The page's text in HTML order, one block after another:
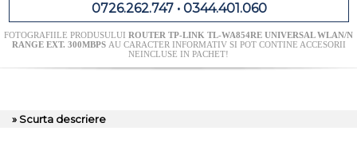
0726.262.747 • 0344.401.060
FOTOGRAFIILE PRODUSULUI ROUTER TP-LINK TL-WA854RE UNIVERSAL WLAN/N
RANGE EXT. 300MBPS AU CARACTER INFORMATIV SI POT CONTINE ACCESORII
NEINCLUSE IN PACHET!
» Scurta descriere